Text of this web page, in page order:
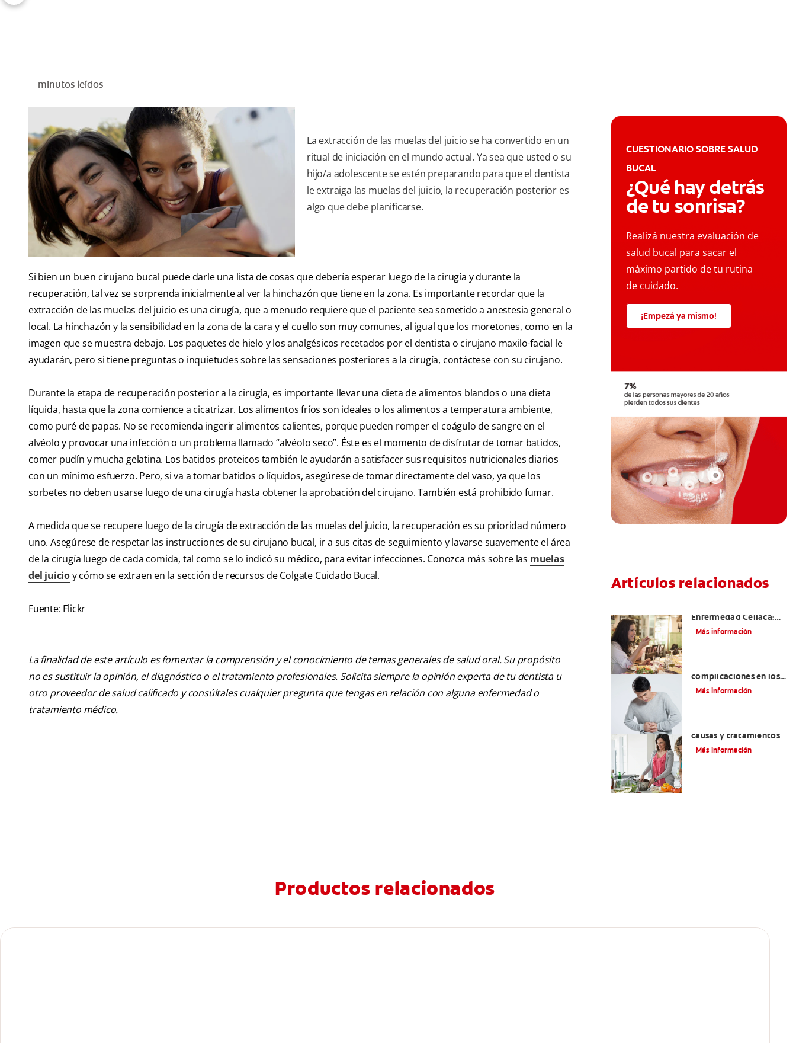
minutos leídos
La extracción de las muelas del juicio se ha convertido en un
ritual de iniciación en el mundo actual. Ya sea que usted o su
hijo/a adolescente se estén preparando para que el dentista
le extraiga las muelas del juicio, la recuperación posterior es
algo que debe planificarse.
Si bien un buen cirujano bucal puede darle una lista de cosas que debería esperar luego de la cirugía y durante la
recuperación, tal vez se sorprenda inicialmente al ver la hinchazón que tiene en la zona. Es importante recordar que la
extracción de las muelas del juicio es una cirugía, que a menudo requiere que el paciente sea sometido a anestesia general o
local. La hinchazón y la sensibilidad en la zona de la cara y el cuello son muy comunes, al igual que los moretones, como en la
imagen que se muestra debajo. Los paquetes de hielo y los analgésicos recetados por el dentista o cirujano maxilo-facial le
ayudarán, pero si tiene preguntas o inquietudes sobre las sensaciones posteriores a la cirugía, contáctese con su cirujano.
Durante la etapa de recuperación posterior a la cirugía, es importante llevar una dieta de alimentos blandos o una dieta
líquida, hasta que la zona comience a cicatrizar. Los alimentos fríos son ideales o los alimentos a temperatura ambiente,
como puré de papas. No se recomienda ingerir alimentos calientes, porque pueden romper el coágulo de sangre en el
alvéolo y provocar una infección o un problema llamado “alvéolo seco”. Éste es el momento de disfrutar de tomar batidos,
comer pudín y mucha gelatina. Los batidos proteicos también le ayudarán a satisfacer sus requisitos nutricionales diarios
con un mínimo esfuerzo. Pero, si va a tomar batidos o líquidos, asegúrese de tomar directamente del vaso, ya que los
sorbetes no deben usarse luego de una cirugía hasta obtener la aprobación del cirujano. También está prohibido fumar.
A medida que se recupere luego de la cirugía de extracción de las muelas del juicio, la recuperación es su prioridad número
uno. Asegúrese de respetar las instrucciones de su cirujano bucal, ir a sus citas de seguimiento y lavarse suavemente el área
de la cirugía luego de cada comida, tal como se lo indicó su médico, para evitar infecciones. Conozca más sobre las muelas
del juicioy cómo se extraen en la sección de recursos de Colgate Cuidado Bucal.
Fuente: Flickr
La finalidad de este artículo es fomentar la comprensión y el conocimiento de temas generales de salud oral. Su propósito
no es sustituir la opinión, el diagnóstico o el tratamiento profesionales. Solicita siempre la opinión experta de tu dentista u
otro proveedor de salud calificado y consúltales cualquier pregunta que tengas en relación con alguna enfermedad o
tratamiento médico.
CUESTIONARIO SOBRE SALUD
BUCAL
¿Qué hay detrás
de tu sonrisa?
Realizá nuestra evaluación de
salud bucal para sacar el
máximo partido de tu rutina
de cuidado.
¡Empezá ya mismo!
Artículos relacionados
Enfermedad Celíaca:
Cómo Reconocerlas Y
Más información
complicaciones en los
dientes | Cuidado bucal
Más información
causas y tratamientos
Más información
Productos relacionados